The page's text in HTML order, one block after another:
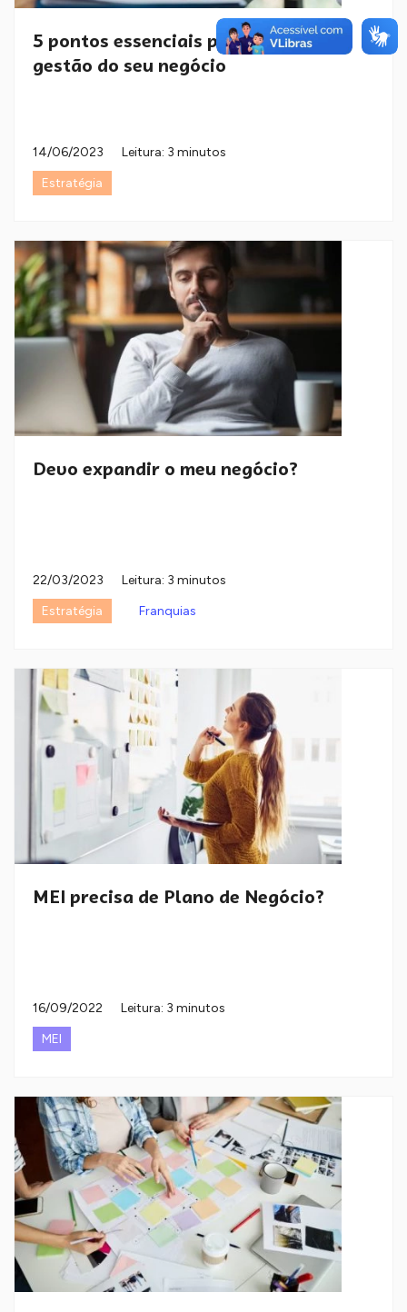
5 pontos essenciais para uma boa
gestão do seu negócio
14/06/2023
Leitura: 3 minutos
Estratégia
Devo expandir o meu negócio?
22/03/2023
Leitura: 3 minutos
Estratégia
Franquias
MEI precisa de Plano de Negócio?
16/09/2022
Leitura: 3 minutos
MEI